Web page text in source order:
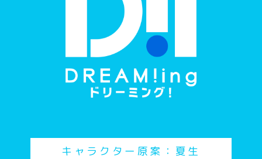
キャラクター原案：夏生